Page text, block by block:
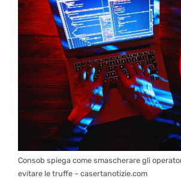
Consob spiega come smascherare gli
evitare le truffe – casertanotizie.com